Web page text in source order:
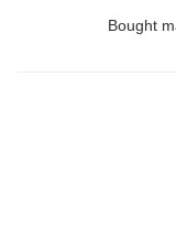
Bought